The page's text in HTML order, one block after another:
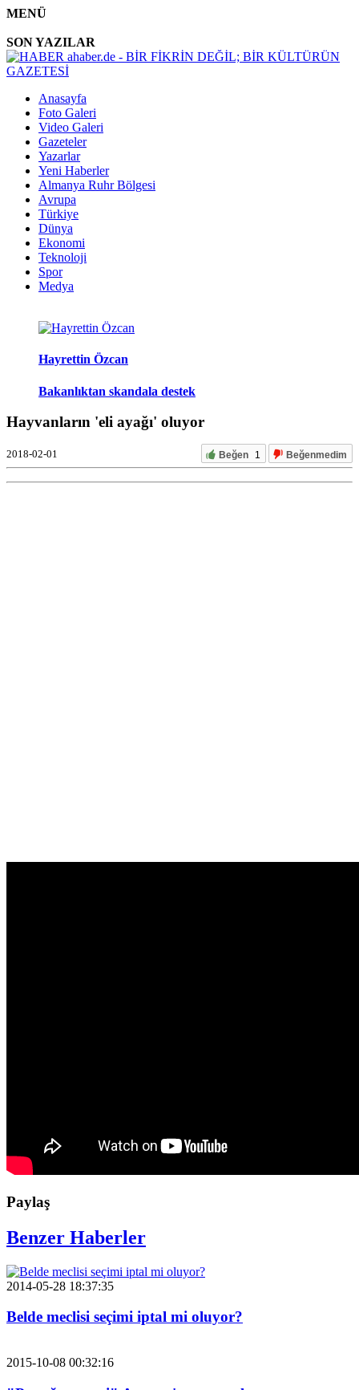
MENÜ
SON YAZILAR
Anasayfa
Foto Galeri
Video Galeri
Gazeteler
Yazarlar
Yeni Haberler
Almanya Ruhr Bölgesi
Avrupa
Türkiye
Dünya
Ekonomi
Teknoloji
Spor
Medya
Hayrettin Özcan
Bakanlıktan skandala destek
Hayvanların 'eli ayağı' oluyor
2018-02-01 Beğen 1 Beğenmedim
Paylaş
Benzer Haberler
2014-05-28 18:37:35
Belde meclisi seçimi iptal mi oluyor?
2015-10-08 00:32:16